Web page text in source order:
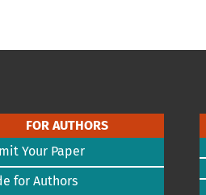
FOR AUTHORS
Your Paper
for Authors